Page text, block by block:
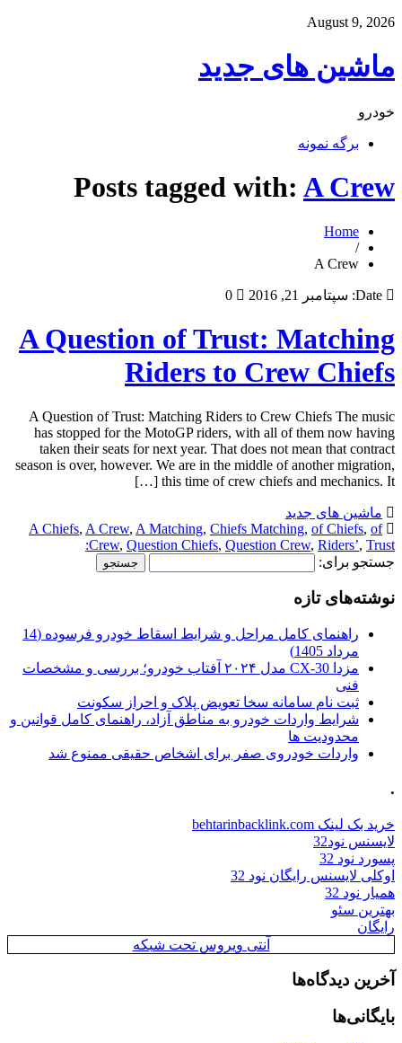
August 9, 2026
ماشین های جدید
خودرو
برگه نمونه
Posts tagged with: A Crew
Home
/
A Crew
Date: سپتامبر 21, 2016 0
A Question of Trust: Matching
Riders to Crew Chiefs
A Question of Trust: Matching Riders to Crew Chiefs The music
has stopped for the MotoGP riders, with all of them now having
taken their seats for next year. That does not mean that contract
season is over, however. We are in the middle of another migration,
this time of crew chiefs and mechanics. It […]
ماشین های جدید
A Chiefs, A Crew, A Matching, Chiefs Matching, of Chiefs, of
Crew, Question Chiefs, Question Crew, Riders’, Trust:
جستجو برای:
نوشته‌های تازه
راهنمای کامل مراحل و شرایط اسقاط خودرو فرسوده (14
مرداد 1405)
مزدا CX-30 مدل ۲۰۲۴ آفتاب خودرو؛ بررسی و مشخصات
فنی
ثبت نام سامانه سخا تعویض پلاک و احراز سکونت
شرایط واردات خودرو به مناطق آزاد، راهنمای کامل قوانین و
محدودیت ها
واردات خودروی صفر برای اشخاص حقیقی ممنوع شد
.
خرید بک لینک behtarinbacklink.com
لایسنس نود32
پسورد نود 32
اوکلی لایسنس رایگان نود 32
همیار نود 32
بهترین سئو
رایگان
آنتی ویروس تحت شبکه
آخرین دیدگاه‌ها
بایگانی‌ها